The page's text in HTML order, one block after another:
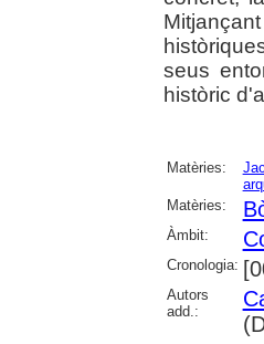
seus
històric
Matèries:
Matèries:
Àmbit:
Cronologia:
Autors
add.: